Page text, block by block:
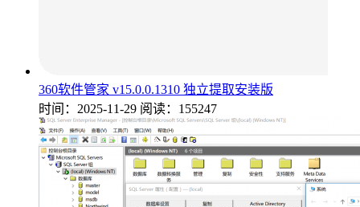
360软件管家 v15.0.0.1310 独立提取安装版
时间：2025-11-29 阅读：155247